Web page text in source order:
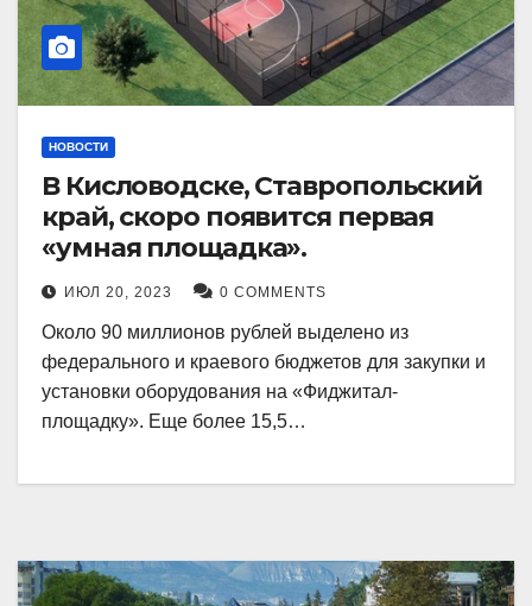
НОВОСТИ
В Кисловодске, Ставропольский
край, скоро появится первая
«умная площадка».
ИЮЛ 20, 2023 0 COMMENTS
Около 90 миллионов рублей выделено из
федерального и краевого бюджетов для закупки и
установки оборудования на «Фиджитал-
площадку». Еще более 15,5…